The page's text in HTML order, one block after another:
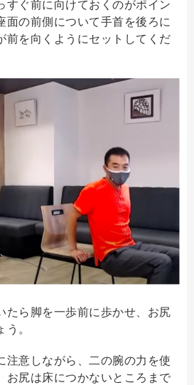
すぐ前に向けておくのがポイン
面の前側について手首を後ろに
前を向くようにセットしてくだ
たら脚を一歩前に歩かせ、お尻
。
注意しながら、二の腕の力を使
お尻は床につかないところまで